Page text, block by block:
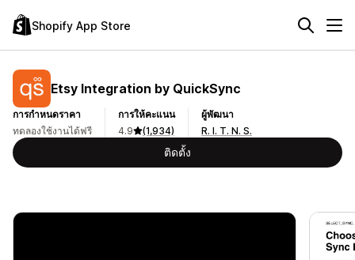
Shopify App Store
Etsy Integration by QuickSync
การกำหนดราคา
ทดลองใช้งานได้ฟรี
การให้คะแนน
4.9
(1,934)
ผู้พัฒนา
R. I. T. N. S.
ติดตั้ง